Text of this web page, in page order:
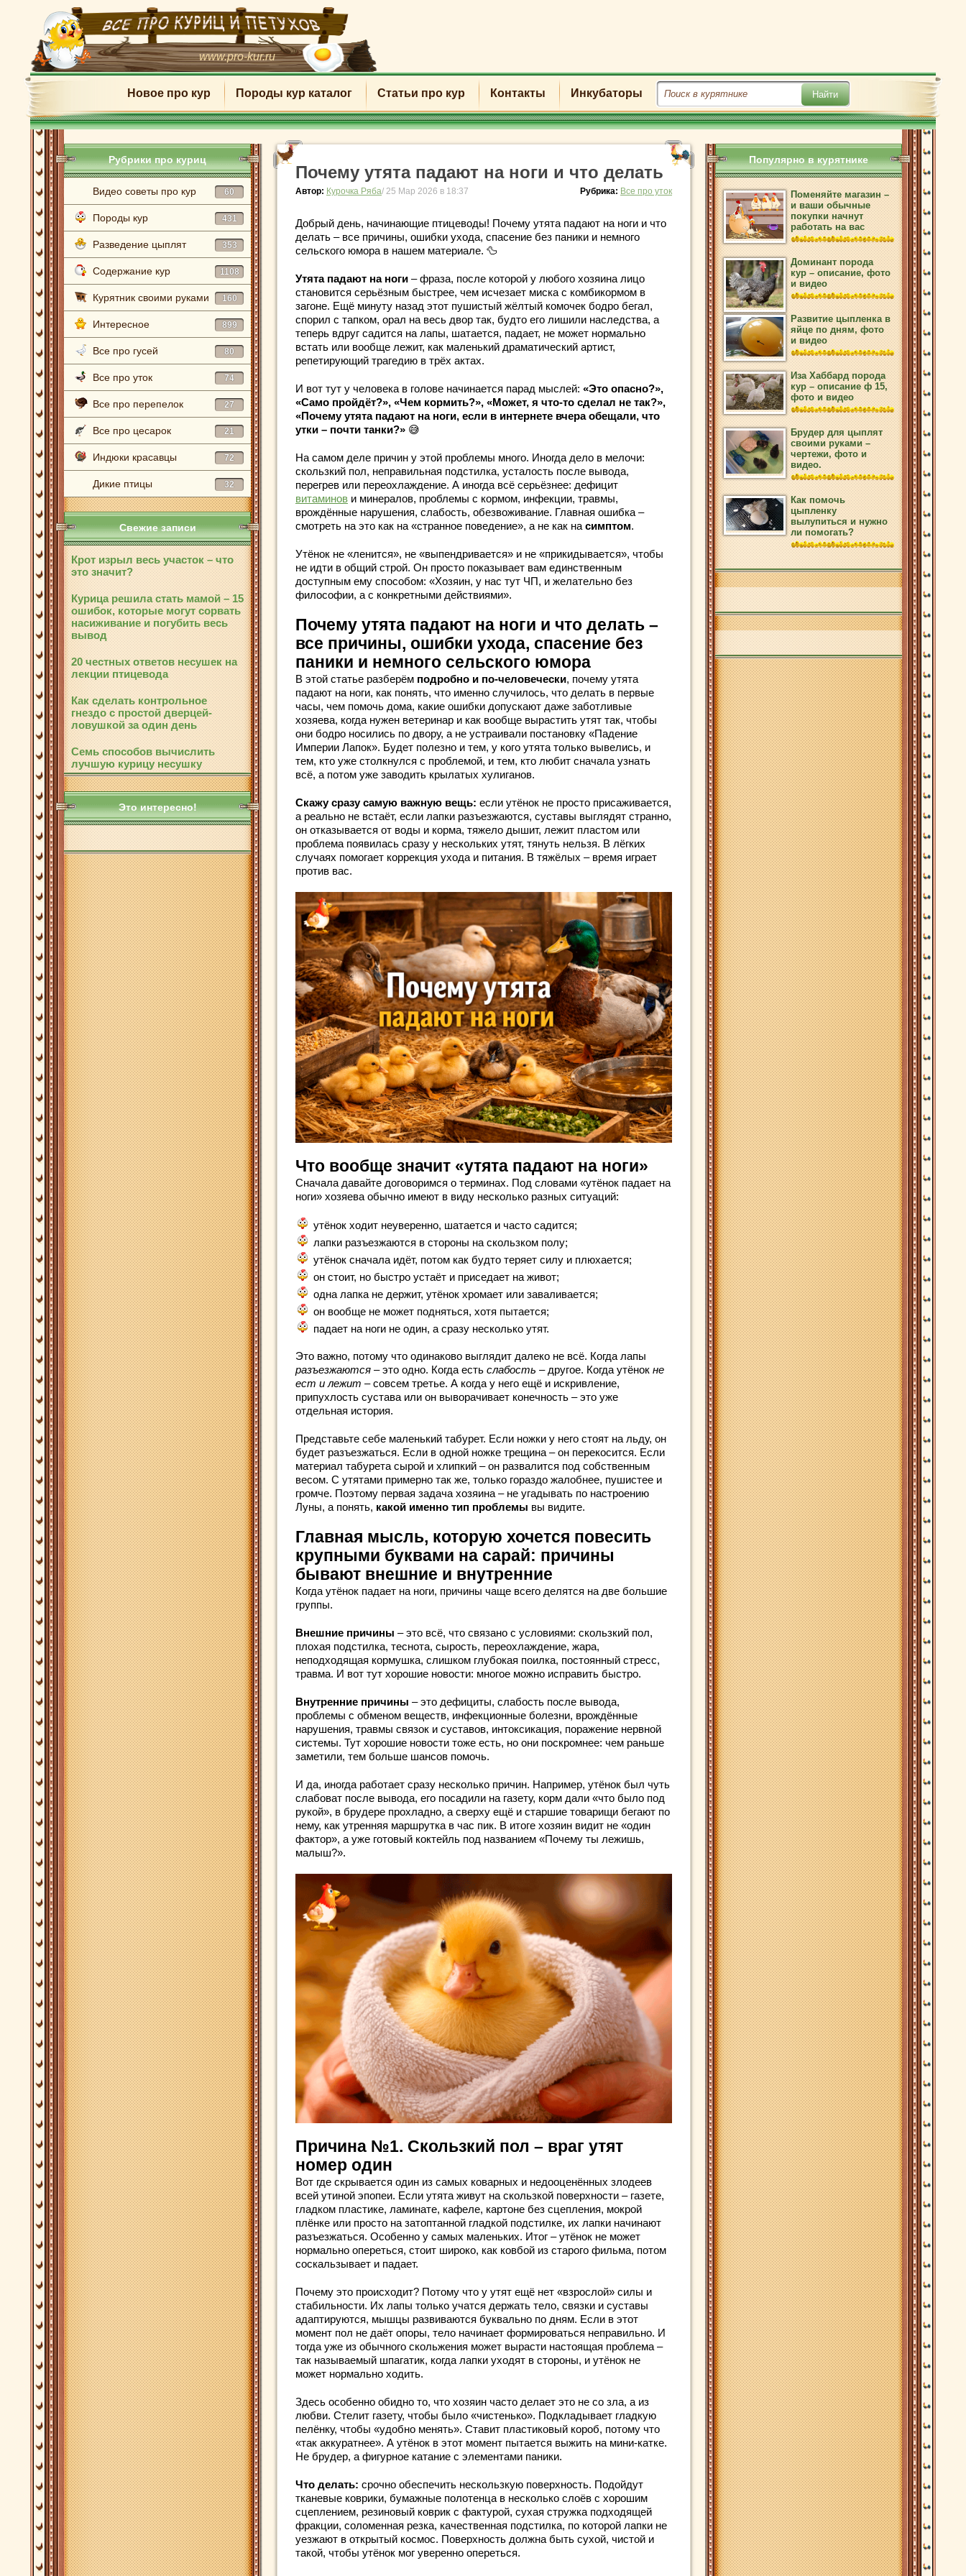
www.pro-kur.ru
Новое про кур Породы кур каталог Статьи про кур Контакты Инкубаторы
Рубрики про куриц
Видео советы про кур 60
Породы кур 431
Разведение цыплят 353
Содержание кур 1108
Курятник своими руками 160
Интересное 899
Все про гусей 80
Все про уток 74
Все про перепелок 27
Все про цесарок 21
Индюки красавцы 72
Дикие птицы 32
Свежие записи
Крот изрыл весь участок – что
это значит?
Курица решила стать мамой – 15
ошибок, которые могут сорвать
насиживание и погубить весь
вывод
20 честных ответов несушек на
лекции птицевода
Как сделать контрольное
гнездо с простой дверцей-
ловушкой за один день
Семь способов вычислить
лучшую курицу несушку
Это интересно!
Почему утята падают на ноги и что делать
Автор: Курочка Ряба/ 25 Мар 2026 в 18:37 Рубрика: Все про уток
Добрый день, начинающие птицеводы! Почему утята падают на ноги и что
делать – все причины, ошибки ухода, спасение без паники и немного
сельского юмора в нашем материале. 🦆
Утята падают на ноги – фраза, после которой у любого хозяина лицо
становится серьёзным быстрее, чем исчезает миска с комбикормом в
загоне. Ещё минуту назад этот пушистый жёлтый комочек бодро бегал,
спорил с тапком, орал на весь двор так, будто его лишили наследства, а
теперь вдруг садится на лапы, шатается, падает, не может нормально
встать или вообще лежит, как маленький драматический артист,
репетирующий трагедию в трёх актах.
И вот тут у человека в голове начинается парад мыслей: «Это опасно?»,
«Само пройдёт?», «Чем кормить?», «Может, я что-то сделал не так?»,
«Почему утята падают на ноги, если в интернете вчера обещали, что
утки – почти танки?» 😅
На самом деле причин у этой проблемы много. Иногда дело в мелочи:
скользкий пол, неправильная подстилка, усталость после вывода,
перегрев или переохлаждение. А иногда всё серьёзнее: дефицит
витаминов и минералов, проблемы с кормом, инфекции, травмы,
врождённые нарушения, слабость, обезвоживание. Главная ошибка –
смотреть на это как на «странное поведение», а не как на симптом.
Утёнок не «ленится», не «выпендривается» и не «прикидывается», чтобы
не идти в общий строй. Он просто показывает вам единственным
доступным ему способом: «Хозяин, у нас тут ЧП, и желательно без
философии, а с конкретными действиями».
Почему утята падают на ноги и что делать –
все причины, ошибки ухода, спасение без
паники и немного сельского юмора
В этой статье разберём подробно и по-человечески, почему утята
падают на ноги, как понять, что именно случилось, что делать в первые
часы, чем помочь дома, какие ошибки допускают даже заботливые
хозяева, когда нужен ветеринар и как вообще вырастить утят так, чтобы
они бодро носились по двору, а не устраивали постановку «Падение
Империи Лапок». Будет полезно и тем, у кого утята только вывелись, и
тем, кто уже столкнулся с проблемой, и тем, кто любит сначала узнать
всё, а потом уже заводить крылатых хулиганов.
Скажу сразу самую важную вещь: если утёнок не просто присаживается,
а реально не встаёт, если лапки разъезжаются, суставы выглядят странно,
он отказывается от воды и корма, тяжело дышит, лежит пластом или
проблема появилась сразу у нескольких утят, тянуть нельзя. В лёгких
случаях помогает коррекция ухода и питания. В тяжёлых – время играет
против вас.
Что вообще значит «утята падают на ноги»
Сначала давайте договоримся о терминах. Под словами «утёнок падает на
ноги» хозяева обычно имеют в виду несколько разных ситуаций:
утёнок ходит неуверенно, шатается и часто садится;
лапки разъезжаются в стороны на скользком полу;
утёнок сначала идёт, потом как будто теряет силу и плюхается;
он стоит, но быстро устаёт и приседает на живот;
одна лапка не держит, утёнок хромает или заваливается;
он вообще не может подняться, хотя пытается;
падает на ноги не один, а сразу несколько утят.
Это важно, потому что одинаково выглядит далеко не всё. Когда лапы
разъезжаются – это одно. Когда есть слабость – другое. Когда утёнок не
ест и лежит – совсем третье. А когда у него ещё и искривление,
припухлость сустава или он выворачивает конечность – это уже
отдельная история.
Представьте себе маленький табурет. Если ножки у него стоят на льду, он
будет разъезжаться. Если в одной ножке трещина – он перекосится. Если
материал табурета сырой и хлипкий – он развалится под собственным
весом. С утятами примерно так же, только гораздо жалобнее, пушистее и
громче. Поэтому первая задача хозяина – не угадывать по настроению
Луны, а понять, какой именно тип проблемы вы видите.
Главная мысль, которую хочется повесить
крупными буквами на сарай: причины
бывают внешние и внутренние
Когда утёнок падает на ноги, причины чаще всего делятся на две большие
группы.
Внешние причины – это всё, что связано с условиями: скользкий пол,
плохая подстилка, теснота, сырость, переохлаждение, жара,
неподходящая кормушка, слишком глубокая поилка, постоянный стресс,
травма. И вот тут хорошие новости: многое можно исправить быстро.
Внутренние причины – это дефициты, слабость после вывода,
проблемы с обменом веществ, инфекционные болезни, врождённые
нарушения, травмы связок и суставов, интоксикация, поражение нервной
системы. Тут хорошие новости тоже есть, но они поскромнее: чем раньше
заметили, тем больше шансов помочь.
И да, иногда работает сразу несколько причин. Например, утёнок был чуть
слабоват после вывода, его посадили на газету, корм дали «что было под
рукой», в брудере прохладно, а сверху ещё и старшие товарищи бегают по
нему, как утренняя маршрутка в час пик. В итоге хозяин видит не «один
фактор», а уже готовый коктейль под названием «Почему ты лежишь,
малыш?».
Причина №1. Скользкий пол – враг утят
номер один
Вот где скрывается один из самых коварных и недооценённых злодеев
всей утиной эпопеи. Если утята живут на скользкой поверхности – газете,
гладком пластике, ламинате, кафеле, картоне без сцепления, мокрой
плёнке или просто на затоптанной гладкой подстилке, их лапки начинают
разъезжаться. Особенно у самых маленьких. Итог – утёнок не может
нормально опереться, стоит широко, как ковбой из старого фильма, потом
соскальзывает и падает.
Почему это происходит? Потому что у утят ещё нет «взрослой» силы и
стабильности. Их лапы только учатся держать тело, связки и суставы
адаптируются, мышцы развиваются буквально по дням. Если в этот
момент пол не даёт опоры, тело начинает формироваться неправильно. И
тогда уже из обычного скольжения может вырасти настоящая проблема –
так называемый шпагатик, когда лапки уходят в стороны, и утёнок не
может нормально ходить.
Здесь особенно обидно то, что хозяин часто делает это не со зла, а из
любви. Стелит газету, чтобы было «чистенько». Подкладывает гладкую
пелёнку, чтобы «удобно менять». Ставит пластиковый короб, потому что
«так аккуратнее». А утёнок в этот момент пытается выжить на мини-катке.
Не брудер, а фигурное катание с элементами паники.
Что делать: срочно обеспечить нескользкую поверхность. Подойдут
тканевые коврики, бумажные полотенца в несколько слоёв с хорошим
сцеплением, резиновый коврик с фактурой, сухая стружка подходящей
фракции, соломенная резка, качественная подстилка, по которой лапки не
уезжают в открытый космос. Поверхность должна быть сухой, чистой и
такой, чтобы утёнок мог уверенно опереться.
Популярно в курятнике
Поменяйте магазин –
и ваши обычные
покупки начнут
работать на вас
Доминант порода
кур – описание, фото
и видео
Развитие цыпленка в
яйце по дням, фото
и видео
Иза Хаббард порода
кур – описание ф 15,
фото и видео
Брудер для цыплят
своими руками –
чертежи, фото и
видео.
Как помочь
цыпленку
вылупиться и нужно
ли помогать?